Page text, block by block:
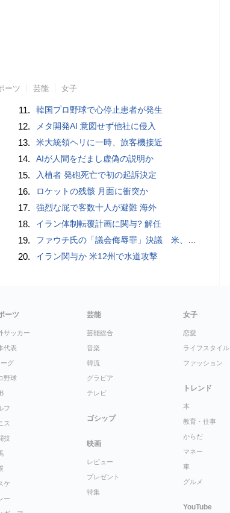
ーツ 芸能 女子
11. 韓国プロ野球で心停止患者が発生
12. メタ開発AI 意図せず他社に侵入
13. 米大統領ヘリに一時、旅客機接近
14. AIが人間をだまし虚偽の説明か
15. 入植者 発砲死亡で初の起訴決定
16. ロケットの残骸 月面に衝突か
17. 強烈な屁で客数十人が避難 海外
18. イラン体制転覆計画に関与? 解任
19. ファウチ氏の「議会侮辱罪」決議 米、コロナ巡り黙秘行使で
20. イラン関与か 米12州で水道攻撃
ーツ
サッカー
代表
グ
野球
フ
ス
技
ケ
ー
芸能
芸能総合
音楽
韓流
グラビア
テレビ
ゴシップ
映画
レビュー
プレゼント
特集
女子
恋愛
ライフスタイル
ファッション
トレンド
本
教育・仕事
からだ
マネー
車
グルメ
YouTube